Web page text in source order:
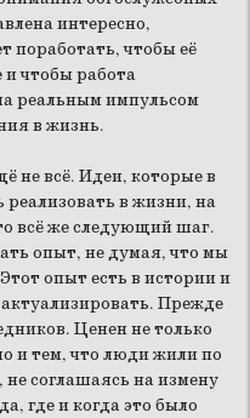
интересно,
поработать, чтобы её
чтобы работа
реальным импульсом
в жизнь.
не всё. Идеи, которые в
в жизни, на
всё же следующий шаг.
опыт, не думая, что мы
опыт есть в истории и
Прежде
Ценен не только
и тем, что люди жили по
соглашаясь на измену
где и когда это было